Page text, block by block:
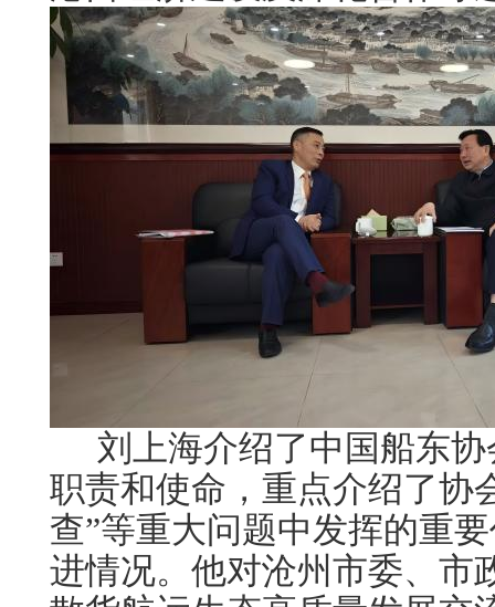
刘上海介绍了中国船东
职责和使命，重点介绍了协
查”等重大问题中发挥的重
进情况。他对沧州市委、市